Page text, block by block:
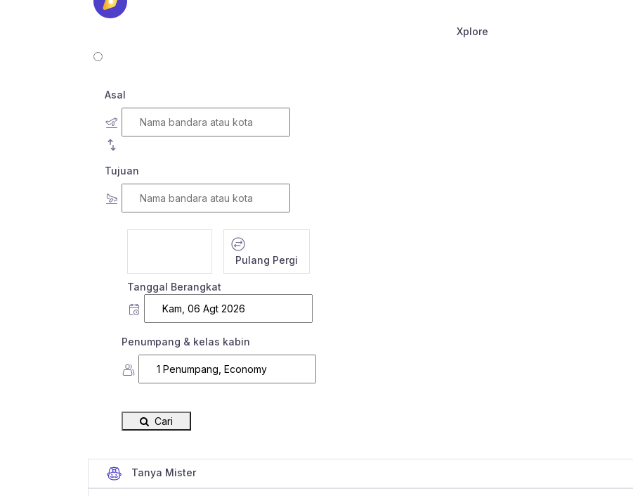
Xplore
Asal
Tujuan
Pulang Pergi
Tanggal Berangkat
Penumpang & kelas kabin
Cari
Tanya Mister